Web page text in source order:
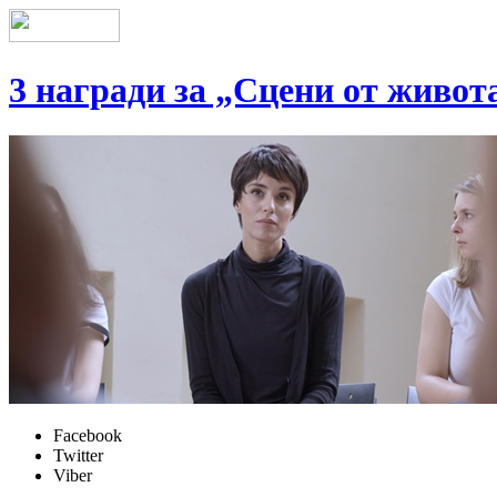
3 награди за „Сцени от
Facebook
Twitter
Viber